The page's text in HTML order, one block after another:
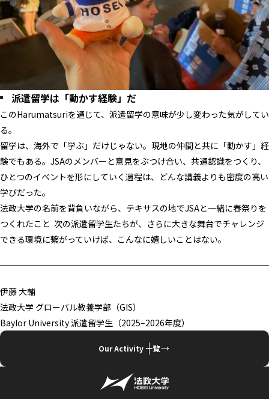
派遣留学は「動かす経験」だ
このHarumatsuriを通じて、派遣留学の意味が少し変わった気がしてい
る。
留学は、海外で「学ぶ」だけじゃない。現地の仲間と共に「動かす」経
験でもある。JSAのメンバーと意見をぶつけ合い、共通認識をつくり、
ひとつのイベントを形にしていく過程は、どんな講義よりも密度の高い
学びだった。
法政大学の名前を背負いながら、テキサスの地でJSAと一緒に春祭りを
つくれたこと ―― 次の派遣留学生たちが、さらに大きな舞台でチャレンジ
できる環境に繋がっていけば、こんなに嬉しいことはない。
伊藤 大輔
法政大学 グローバル教養学部（GIS）
Baylor University 派遣留学生（2025–2026年度）
Our Activity 一覧